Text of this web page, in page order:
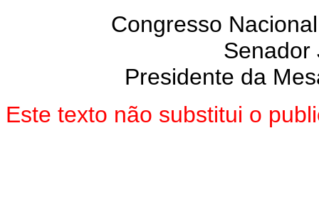
Congresso
Senador
Presidente da
Este texto não substitui o